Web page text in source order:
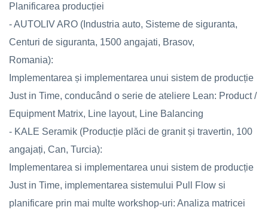
Planificarea producției
- AUTOLIV ARO (Industria auto, Sisteme de siguranta,
Centuri de siguranta, 1500 angajati, Brasov,
Romania):
Implementarea și implementarea unui sistem de producție
Just in Time, conducând o serie de ateliere Lean: Product /
Equipment Matrix, Line layout, Line Balancing
- KALE Seramik (Producție plăci de granit și travertin, 100
angajați, Can, Turcia):
Implementarea si implementarea unui sistem de producție
Just in Time, implementarea sistemului Pull Flow si
planificare prin mai multe workshop-uri: Analiza matricei